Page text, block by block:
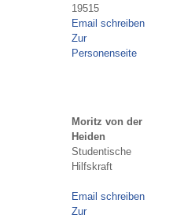
19515
Email schreiben
Zur
Personenseite
Moritz von der
Heiden
Studentische
Hilfskraft
Email schreiben
Zur